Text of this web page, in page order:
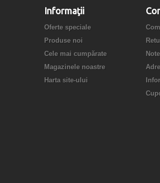
Informaţii
Oferte speciale
Produse noi
Cele mai cumpărate
Magazinele noastre
Harta site-ului